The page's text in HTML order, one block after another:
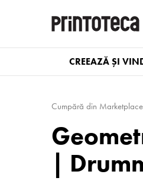
CREEAZĂ ȘI
Cumpără din Marketplace
|